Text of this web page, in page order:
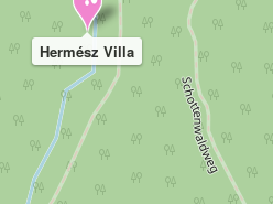
Hermész Villa